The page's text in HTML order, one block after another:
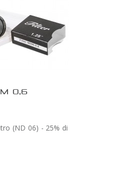
0,6
(ND 06) - 25% di